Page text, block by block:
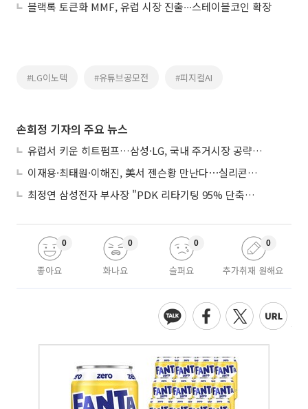
블랙록 토큰화 MMF, 유럽 시장 진출∙∙∙스테이블코인 확장
#LG이노텍 #유튜브공모전 #피지컬AI
손희정 기자의 주요 뉴스
유럽서 키운 히트펌프…삼성·LG, 국내 주거시장 공략 ‘속도’
이재용·최태원·이해진, 美서 젠슨황 만난다⋯실리콘밸리 집결하는 AI리더
최정연 삼성전자 부사장 "PDK 리타기팅 95% 단축…에이전트 AI 시범 활용"
좋아요
0
화나요
0
슬퍼요
0
추가취재 원해요
0